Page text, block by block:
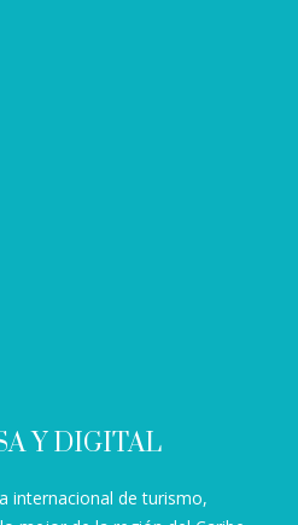
Y DIGITAL
internacional de turismo,